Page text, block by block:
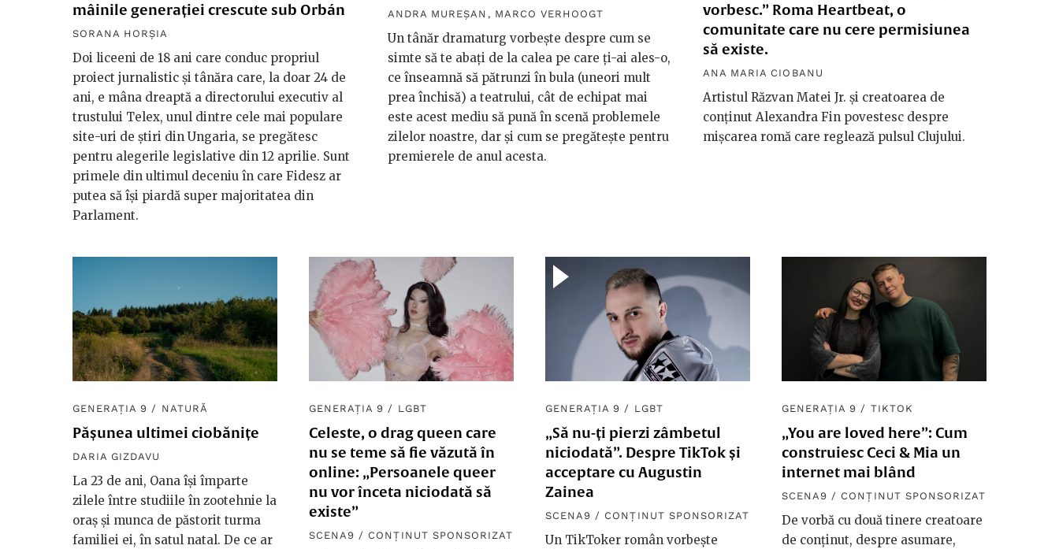
mâinile generației crescute sub Orbán
SORANA HORȘIA
Doi liceeni de 18 ani care conduc propriul
proiect jurnalistic și tânăra care, la doar 24 de
ani, e mâna dreaptă a directorului executiv al
trustului Telex, unul dintre cele mai populare
site-uri de știri din Ungaria, se pregătesc
pentru alegerile legislative din 12 aprilie. Sunt
primele din ultimul deceniu în care Fidesz ar
putea să își piardă super majoritatea din
Parlament.
ANDRA MUREȘAN , MARCO VERHOOGT
Un tânăr dramaturg vorbește despre cum se
simte să te abați de la calea pe care ți-ai ales-o,
ce înseamnă să pătrunzi în bula (uneori mult
prea închisă) a teatrului, cât de echipat mai
este acest mediu să pună în scenă problemele
zilelor noastre, dar și cum se pregătește pentru
premierele de anul acesta.
vorbesc.” Roma Heartbeat, o
comunitate care nu cere permisiunea
să existe.
ANA MARIA CIOBANU
Artistul Răzvan Matei Jr. și creatoarea de
conținut Alexandra Fin povestesc despre
mișcarea romă care reglează pulsul Clujului.
GENERAȚIA 9 / NATURĂ
Pășunea ultimei ciobănițe
DARIA GIZDAVU
La 23 de ani, Oana își împarte
zilele între studiile în zootehnie la
oraș și munca de păstorit turma
familiei ei, în satul natal. De ce ar
GENERAȚIA 9 / LGBT
Celeste, o drag queen care
nu se teme să fie văzută în
online: „Persoanele queer
nu vor înceta niciodată să
existe”
SCENA9 / CONȚINUT SPONSORIZAT
GENERAȚIA 9 / LGBT
„Să nu-ți pierzi zâmbetul
niciodată”. Despre TikTok și
acceptare cu Augustin
Zainea
SCENA9 / CONȚINUT SPONSORIZAT
Un TikToker român vorbește
GENERAȚIA 9 / TIKTOK
„You are loved here”: Cum
construiesc Ceci & Mia un
internet mai blând
SCENA9 / CONȚINUT SPONSORIZAT
De vorbă cu două tinere creatoare
de conținut, despre asumare,